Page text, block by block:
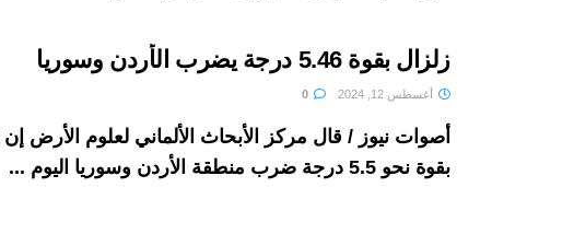
زلزال بقوة 5.46 درجة يضرب الأردن وسوريا
أغسطس 12, 2024
أصوات نيوز / قال مركز الأبحاث الألماني لعلوم الأرض إن
بقوة نحو 5.5 درجة ضرب منطقة الأردن وسوريا اليوم ...